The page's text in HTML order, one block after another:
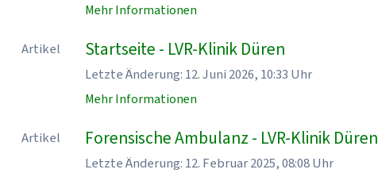
Mehr Informationen
Artikel Startseite - LVR-Klinik Düren
Letzte Änderung: 12. Juni 2026, 10:33 Uhr
Mehr Informationen
Artikel Forensische Ambulanz - LVR-Klinik Düren
Letzte Änderung: 12. Februar 2025, 08:08 Uhr